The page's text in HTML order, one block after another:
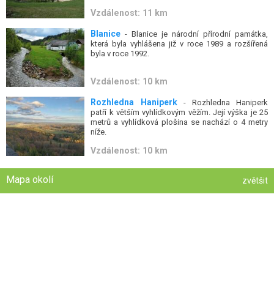
Vzdálenost: 11 km
Blanice - Blanice je národní přírodní památka,
která byla vyhlášena již v roce 1989 a rozšířená
byla v roce 1992.
Vzdálenost: 10 km
Rozhledna Haniperk- Rozhledna Haniperk
patří k větším vyhlídkovým věžím. Její výška je 25
metrů a vyhlídková plošina se nachází o 4 metry
níže.
Vzdálenost: 10 km
Mapa okolí zvětšit